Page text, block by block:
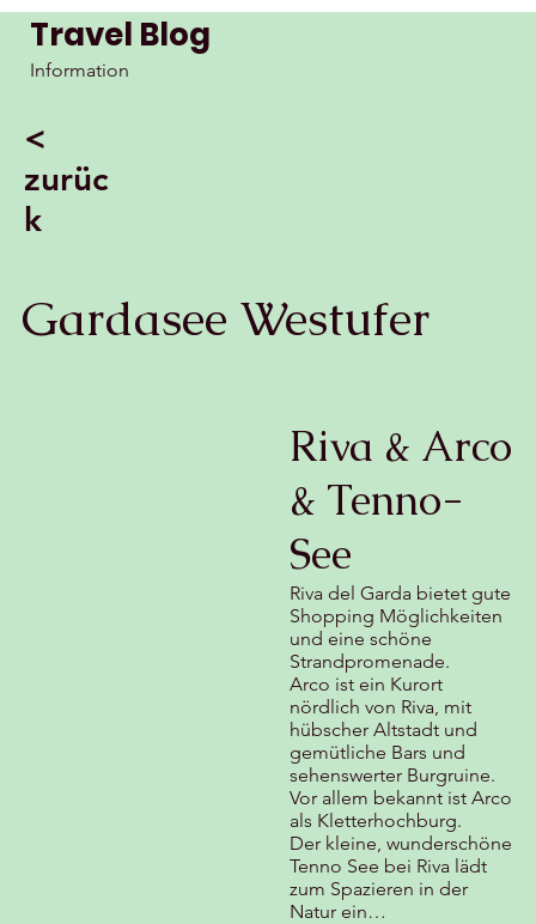
Travel Blog
Information
<
zurüc
k
Gardasee Westufer
Riva & Arco
& Tenno-
See
Riva del Garda bietet gute
Shopping Möglichkeiten
und eine schöne
Strandpromenade.
Arco ist ein Kurort
nördlich von Riva, mit
hübscher Altstadt und
gemütliche Bars und
sehenswerter Burgruine.
Vor allem bekannt ist Arco
als Kletterhochburg.
Der kleine, wunderschöne
Tenno See bei Riva lädt
zum Spazieren in der
Natur ein…